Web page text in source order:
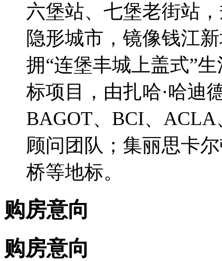
六堡站、七堡老街站
隐形城市，镜像钱江
拥“连堡丰城上盖式”
标项目，由扎哈·哈迪
BAGOT、BCI、
顾问团队；集丽思卡
桥等地标。
购房意向
购房意向